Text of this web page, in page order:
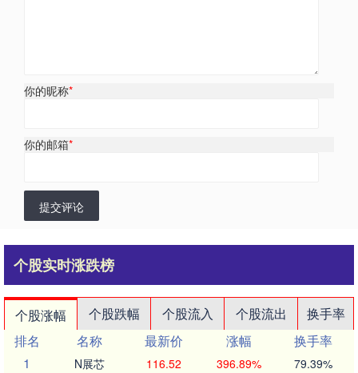
你的昵称*
你的邮箱*
提交评论
个股实时涨跌榜
个股涨幅 个股跌幅 个股流入 个股流出
换手率
排名
名称 最新价 涨幅
换手率
1
N展芯 116.52 396.89% 79.39%